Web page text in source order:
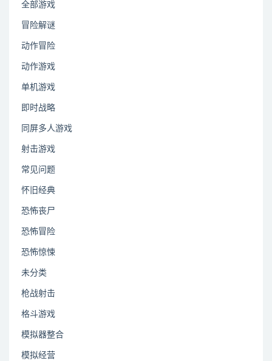
全部游戏
冒险解谜
动作冒险
动作游戏
单机游戏
即时战略
同屏多人游戏
射击游戏
常见问题
怀旧经典
恐怖丧尸
恐怖冒险
恐怖惊悚
未分类
枪战射击
格斗游戏
模拟器整合
模拟经营